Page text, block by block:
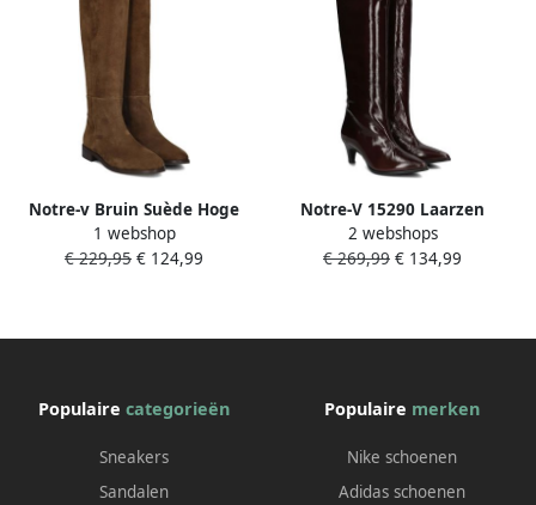
Notre-v Bruin Suède Hoge
Laarzen Vrouwen
1 webshop
€ 229,95 € 124,99
Notre-V 15290 Laarzen
Lakleer Dames Bruin
2 webshops
€ 269,99 € 134,99
Populaire categorieën
Sneakers
Sandalen
Populaire merken
Nike schoenen
Adidas schoenen